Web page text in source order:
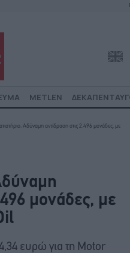
METLEN
Αδύναμη αντίδραση στις 2.496 μονάδες, με
μονάδες, με
ευρώ για τη Motor